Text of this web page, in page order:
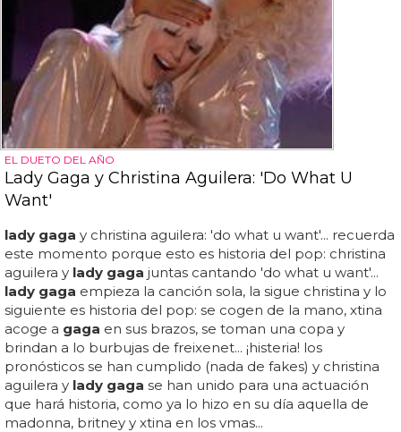
EL DUETO DEL AÑO
Lady Gaga y Christina Aguilera: 'Do What U
Want'
lady gaga y christina aguilera: 'do what u want'... recuerda
este momento porque esto es historia del pop: christina
aguilera y lady gaga juntas cantando 'do what u want'...
lady gaga empieza la canción sola, la sigue christina y lo
siguiente es historia del pop: se cogen de la mano, xtina
acoge a gaga en sus brazos, se toman una copa y
brindan a lo burbujas de freixenet... ¡histeria! los
pronósticos se han cumplido (nada de fakes) y christina
aguilera y lady gaga se han unido para una actuación
que hará historia, como ya lo hizo en su día aquella de
madonna, britney y xtina en los vmas...